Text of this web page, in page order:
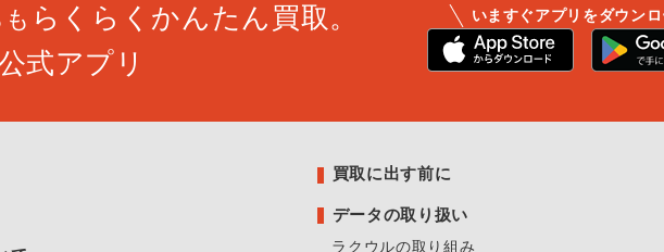
らくらくかんたん買取。
式アプリ
いますぐアプリをダウン
買取に出す前に
データの取り扱い
ラクウルの取り組み